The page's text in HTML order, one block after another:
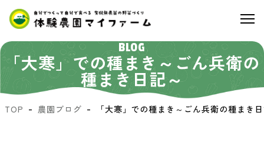
BLOG
「大寒」での種まき～ごん兵衛の
種まき日記～
TOP 農園ブログ 「大寒」での種まき～ごん兵衛の種まき